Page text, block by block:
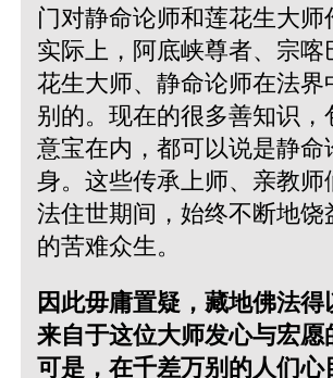
门对静命论师和莲花生大师
实际上，阿底峡尊者、宗喀
花生大师、静命论师在法界
别的。现在的很多善知识，
意宝在内，都可以说是静命
身。这些传承上师、亲教师
法住世期间，始终不断地饶
的苦难众生。
因此毋庸置疑，藏地佛法得
来自于这位大师发心与宏愿
可是，在千差万别的人们心